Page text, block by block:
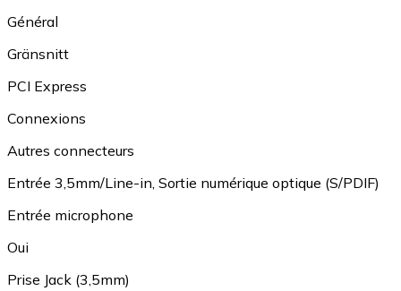
Général
Gränsnitt
PCI Express
Connexions
Autres connecteurs
Entrée 3,5mm/Line-in, Sortie numérique optique (S/PDIF)
Entrée microphone
Oui
Prise Jack (3,5mm)